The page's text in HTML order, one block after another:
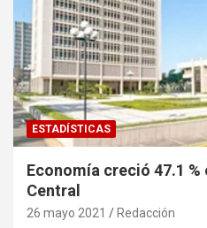
ESTADÍSTICAS
Economía creció 47.1
Central
26 mayo 2021 Redacción